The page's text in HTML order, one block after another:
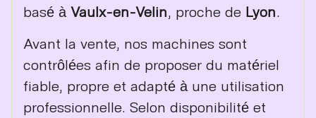
basé à Vaulx-en-Velin, proche de Lyon.
Avant la vente, nos machines sont
contrôlées afin de proposer du matériel
fiable, propre et adapté à une utilisation
professionnelle. Selon disponibilité et